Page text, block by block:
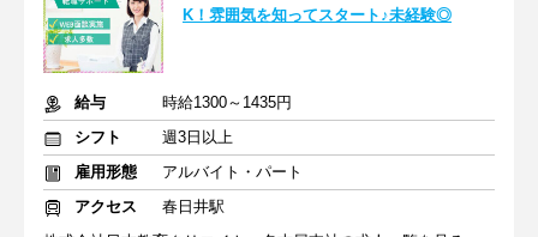
K！雰囲気を知ってスタート♪未経験◎
給与
時給1300～1435円
シフト
週3日以上
雇用形態
アルバイト・パート
アクセス
春日井駅